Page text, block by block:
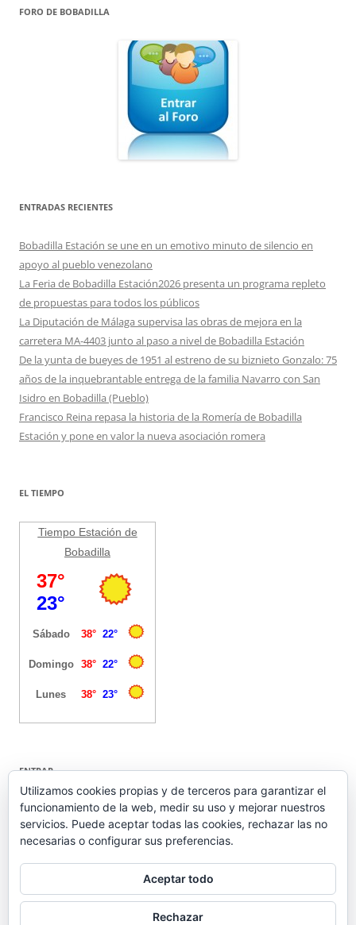
FORO DE BOBADILLA
ENTRADAS RECIENTES
Bobadilla Estación se une en un emotivo minuto de silencio en
apoyo al pueblo venezolano
La Feria de Bobadilla Estación2026 presenta un programa repleto
de propuestas para todos los públicos
La Diputación de Málaga supervisa las obras de mejora en la
carretera MA-4403 junto al paso a nivel de Bobadilla Estación
De la yunta de bueyes de 1951 al estreno de su biznieto Gonzalo: 75
años de la inquebrantable entrega de la familia Navarro con San
Isidro en Bobadilla (Pueblo)
Francisco Reina repasa la historia de la Romería de Bobadilla
Estación y pone en valor la nueva asociación romera
EL TIEMPO
Tiempo Estación de
Bobadilla
ENTRAR
Acceder
Feed de entradas
Feed de comentarios
WordPress.org
Utilizamos cookies propias y de terceros para garantizar el
funcionamiento de la web, medir su uso y mejorar nuestros
servicios. Puede aceptar todas las cookies, rechazar las no
necesarias o configurar sus preferencias.
Aceptar todo
Rechazar